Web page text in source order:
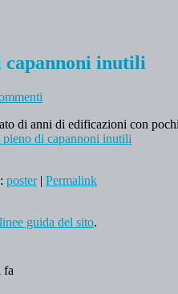
capannoni inutili
di anni di edificazioni con
pieno di capannoni inutili
poster| Permalink
guida del sito.